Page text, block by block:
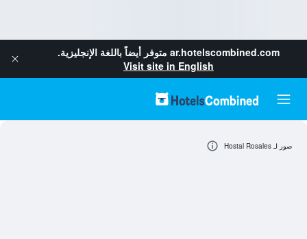
ar.hotelscombined.com متوفر أيضاً باللغة الإنجليزية.
Visit site in English
صور لـ Hostal Rosales